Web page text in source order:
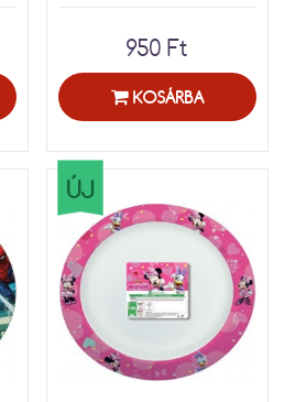
950 Ft
KOSÁRBA
ÚJ